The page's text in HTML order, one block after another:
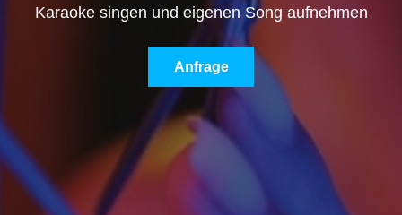
Karaoke singen und eigenen Song aufnehmen
Anfrage